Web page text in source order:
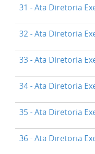
31 - Ata Diretoria
32 - Ata Diretoria
33 - Ata Diretoria
34 - Ata Diretoria
35 - Ata Diretoria
36 - Ata Diretoria